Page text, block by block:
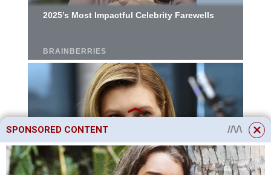
SPONSORED CONTENT